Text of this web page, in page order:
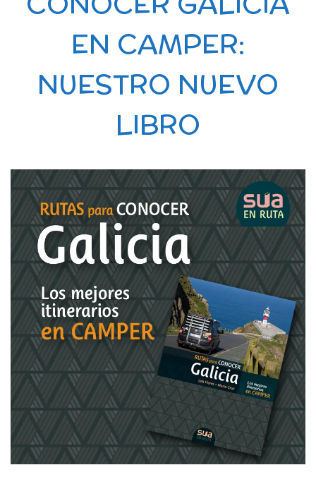
EN CAMPER:
NUESTRO NUEVO
LIBRO